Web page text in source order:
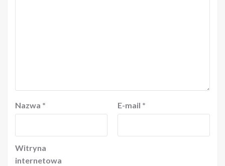
Nazwa * E-mail *
Witryna
internetowa